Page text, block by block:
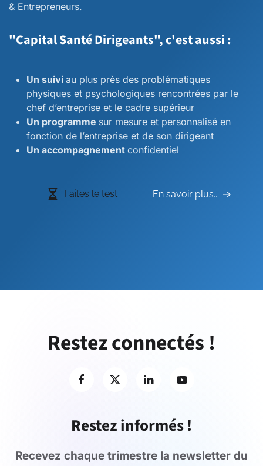
& Entrepreneurs.
"Capital Santé Dirigeants", c'est aussi :
Un suivi au plus près des problématiques
physiques et psychologiques rencontrées par le
chef d’entreprise et le cadre supérieur
Un programme sur mesure et personnalisé en
fonction de l’entreprise et de son dirigeant
Un accompagnement confidentiel
Faites le test En savoir plus...
Restez connectés !
Restez informés !
Recevez chaque trimestre la newsletter du